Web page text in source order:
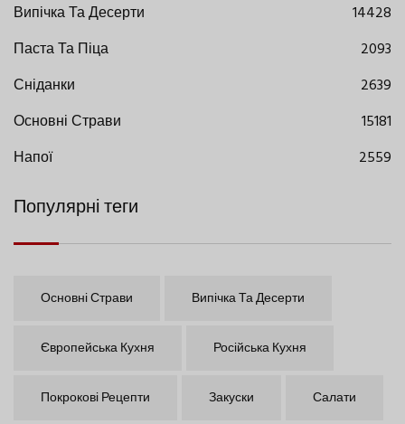
Випічка Та Десерти
14428
Паста Та Піца
2093
Сніданки
2639
Основні Страви
15181
Напої
2559
Популярні теги
Основні Страви Випічка Та Десерти
Європейська Кухня Російська Кухня
Покрокові Рецепти Закуски Салати